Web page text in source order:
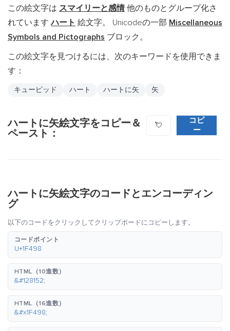
この絵文字は スマイリーと感情他のものとグループ化さ
れていますハート 絵文字。 Unicodeの一部 Miscellaneous
Symbols and Pictographs ブロック。
この絵文字を見つけるには、次のキーワードを使用できま
す：
キューピッド ハート ハートに矢 矢
ハートに矢絵文字をコピー＆
ペースト：
💘
コピ
ー
ハートに矢絵文字のコードとエンコーディン
グ
以下のコードをクリックしてクリップボードにコピーします。
コードポイント
U+1F498
HTML（10進数）
&#128152;
HTML（16進数）
&#x1F498;